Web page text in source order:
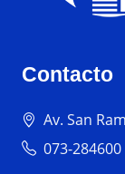
Contacto
Av. San
073-284600